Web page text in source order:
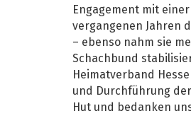
Engagement mit
vergangenen Jahren
– ebenso nahm sie
Schachbund
Heimatverband
und Durchführung
Hut und bedanken